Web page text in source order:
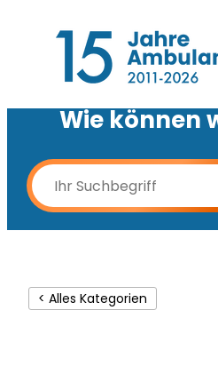
Wie können
< Alles Kategorien